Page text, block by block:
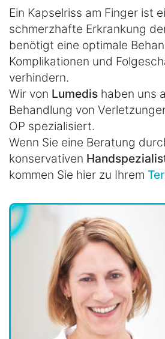
Ein Kapselriss am Finger ist
schmerzhafte Erkrankung
benötigt eine optimale
Komplikationen und
verhindern.
Wir von Lumedis haben uns
Behandlung von
OP spezialisiert.
Wenn Sie eine Beratung
konservativen
kommen Sie hier zu Ihrem